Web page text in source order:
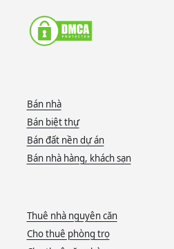
Bán nhà
Bán biệt thự
Bán đất nền dự án
Bán nhà hàng, khách sạn
Thuê nhà nguyên căn
Cho thuê phòng trọ